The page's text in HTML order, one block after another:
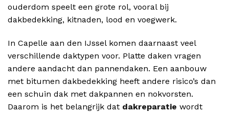
ouderdom speelt een grote rol, vooral bij
dakbedekking, kitnaden, lood en voegwerk.
In Capelle aan den IJssel komen daarnaast veel
verschillende daktypen voor. Platte daken vragen
andere aandacht dan pannendaken. Een aanbouw
met bitumen dakbedekking heeft andere risico’s dan
een schuin dak met dakpannen en nokvorsten.
Daarom is het belangrijk dat dakreparatie wordt